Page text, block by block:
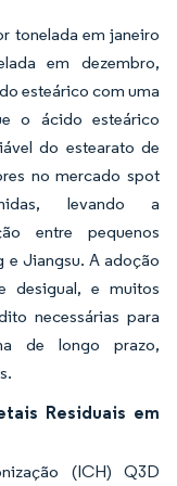
tonelada em janeiro
em dezembro,
esteárico com uma
o ácido esteárico
do estearato de
no mercado spot
levando a
entre pequenos
e Jiangsu. A adoção
desigual, e muitos
necessárias para
de longo prazo,
Residuais em
(ICH) Q3D